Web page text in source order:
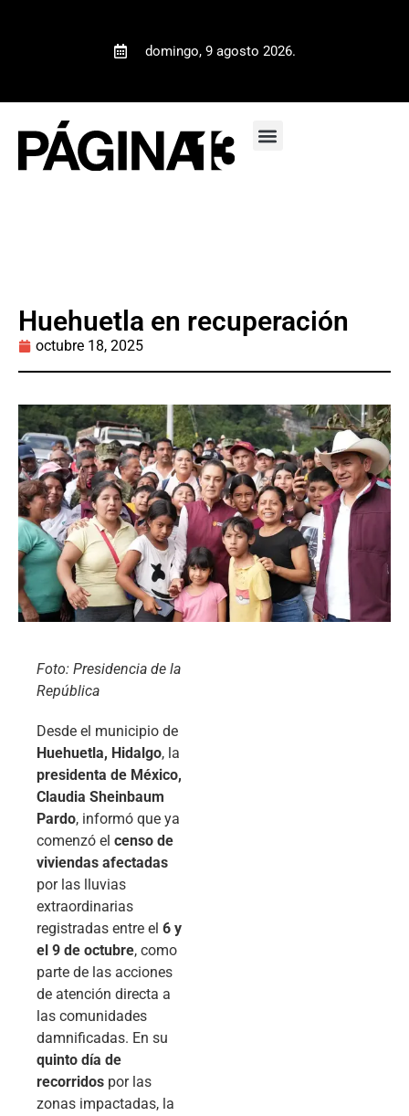
domingo, 9 agosto 2026.
Huehuetla en recuperación
octubre 18, 2025
Foto: Presidencia de la
República
Desde el municipio de
Huehuetla, Hidalgo, la
presidenta de México,
Claudia Sheinbaum
Pardo, informó que ya
comenzó el censo de
viviendas afectadas
por las lluvias
extraordinarias
registradas entre el 6 y
el 9 de octubre, como
parte de las acciones
de atención directa a
las comunidades
damnificadas. En su
quinto día de
recorridos por las
zonas impactadas, la